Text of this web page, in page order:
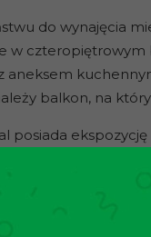
do wynajęcia
w
aneksem
balkon, na
posiada
w pełni
lodówko-
znajduje się
oraz pralka, a w